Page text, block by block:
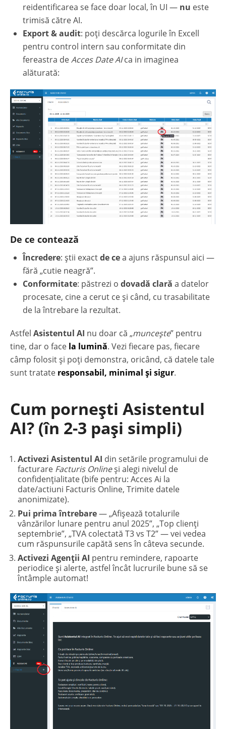
reidentificarea se face doar local, în UI — nu este
trimisă către AI.
Export & audit: poți descărca logurile în Excell
pentru control intern sau conformitate din
fereastra deAcces Date AIca in imaginea
alăturată:
De ce contează
Încredere: știi exactde cea ajuns răspunsul aici —
fără „cutie neagră”.
Conformitate: păstrezi odovadă clară a datelor
procesate, cine a cerut ce și când, cu trasabilitate
de la întrebare la rezultat.
Astfel Asistentul AI nu doar că „muncește” pentru
tine, dar o face la lumină. Vezi fiecare pas, fiecare
câmp folosit și poți demonstra, oricând, că datele tale
sunt tratate responsabil, minimal și sigur.
Cum pornești Asistentul
AI? (în 2-3 pași simpli)
Activezi Asistentul AI din setările programului de
facturare Facturis Onlineși alegi nivelul de
confidențialitate (bife pentru:Acces Ai la
date/actiuni Facturis Online,Trimite datele
anonimizate).
Pui prima întrebare— „Afișează totalurile
vânzărilor lunare pentru anul 2025”, „Top clienți
septembrie”, „TVA colectată T3 vs T2” — vei vedea
cum răspunsurile capătă sens în câteva secunde.
Activezi Agenții AI pentru remindere, rapoarte
periodice și alerte, astfel încât lucrurile bune să se
întâmple automat!